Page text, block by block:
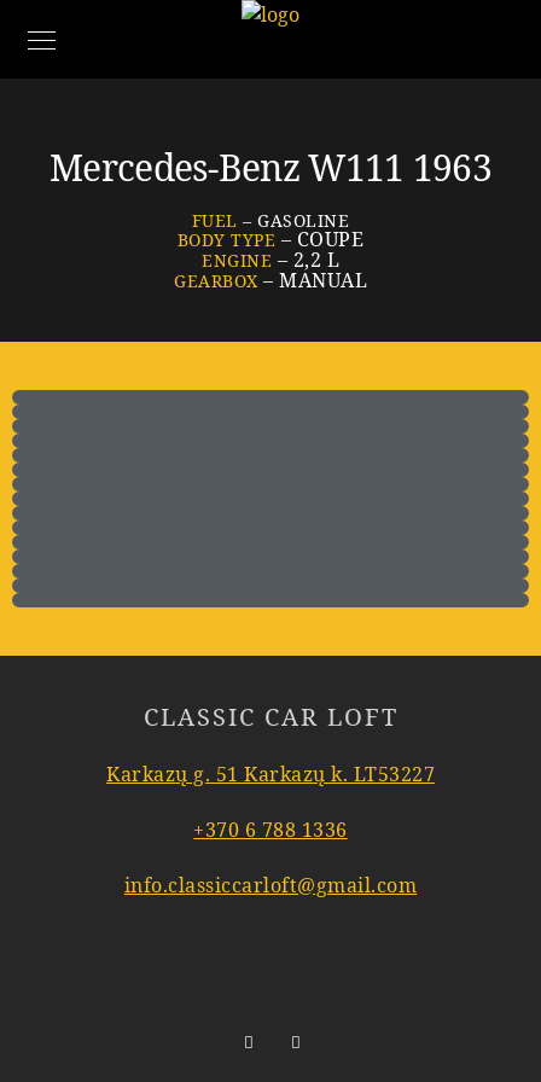
Mercedes-Benz W111 1963
FUEL– GASOLINE
BODY TYPE – COUPE
ENGINE – 2,2 L
GEARBOX – MANUAL
CLASSIC CAR LOFT
Karkazų g. 51 Karkazų k. LT53227
+370 6 788 1336
info.classiccarloft@gmail.com